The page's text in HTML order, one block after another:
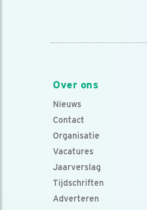
Over ons
Nieuws
Contact
Organisatie
Vacatures
Jaarverslag
Tijdschriften
Adverteren